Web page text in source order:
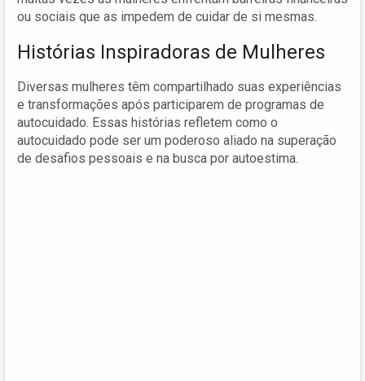
ou sociais que as impedem de cuidar de si mesmas.
Histórias Inspiradoras de Mulheres
Diversas mulheres têm compartilhado suas experiências
e transformações após participarem de programas de
autocuidado. Essas histórias refletem como o
autocuidado pode ser um poderoso aliado na superação
de desafios pessoais e na busca por autoestima.